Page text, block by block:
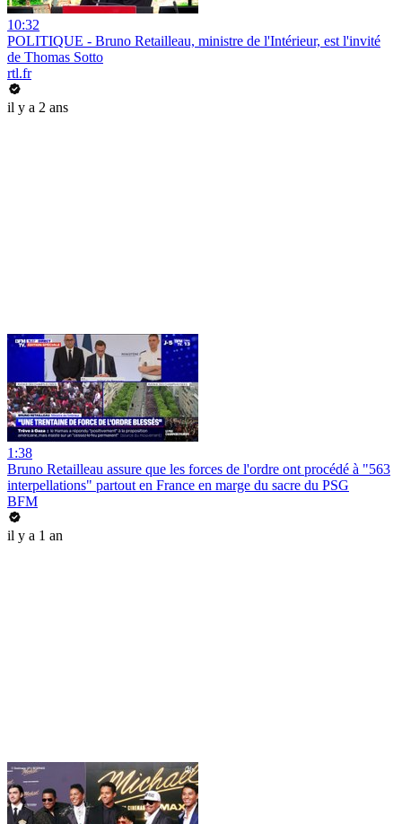
10:32
POLITIQUE - Bruno Retailleau, ministre de l'Intérieur, est l'invité
de Thomas Sotto
rtl.fr
il y a 2 ans
1:38
Bruno Retailleau assure que les forces de l'ordre ont procédé à "563
interpellations" partout en France en marge du sacre du PSG
BFM
il y a 1 an